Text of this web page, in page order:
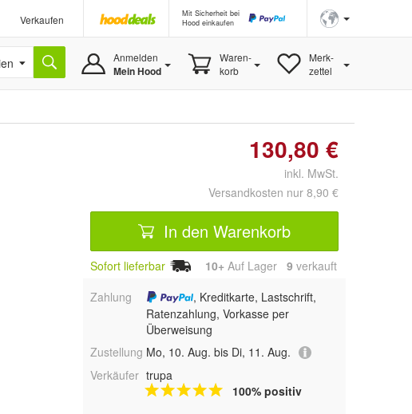
Verkaufen
Mit Sicherheit bei
Hood einkaufen
Anmelden
Mein Hood
Waren-
korb
Merk-
zettel
130,80 €
inkl. MwSt.
Versandkosten nur 8,90 €
In den Warenkorb
Sofort lieferbar 10+ Auf Lager 9 verkauft
Zahlung
, Kreditkarte, Lastschrift,
Ratenzahlung, Vorkasse per
Überweisung
Zustellung Mo, 10. Aug. bis Di, 11. Aug.
Verkäufer trupa
100% positiv